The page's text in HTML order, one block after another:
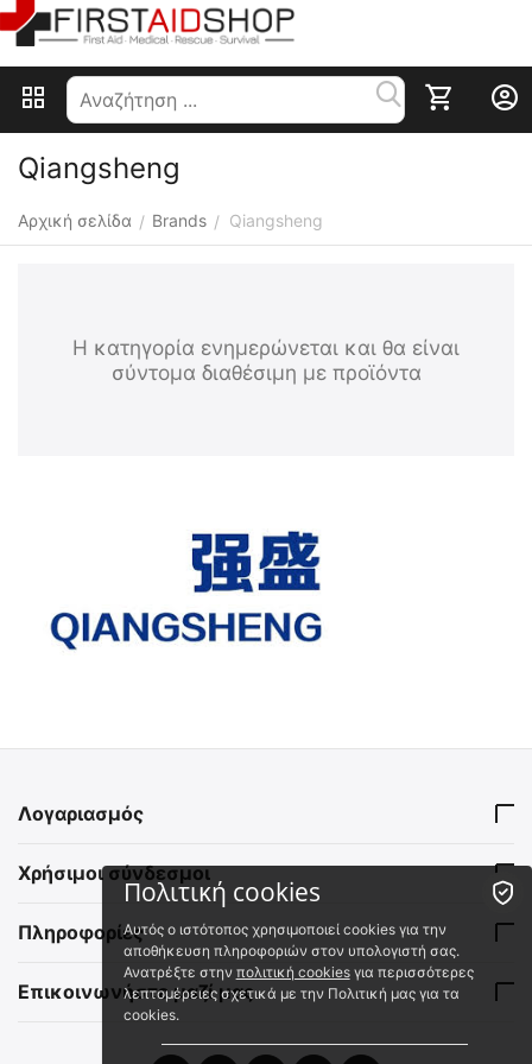
Qiangsheng
Αρχική σελίδα / Brands / Qiangsheng
Η κατηγορία ενημερώνεται και θα είναι
σύντομα διαθέσιμη με προϊόντα
Λογαριασμός
Χρήσιμοι σύνδεσμοι
Πληροφορίες
Επικοινωνήστε μαζί μας
Πολιτική cookies
Αυτός ο ιστότοπος χρησιμοποιεί cookies για την
αποθήκευση πληροφοριών στον υπολογιστή σας.
Ανατρέξτε στην πολιτική cookiesγια περισσότερες
λεπτομέρειες σχετικά με την Πολιτική μας για τα
cookies.